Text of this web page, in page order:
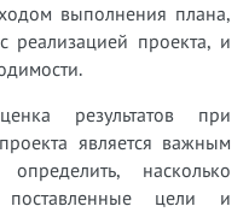
выполнения плана,
реализацией проекта, и
результатов при
является важным
насколько
цели и